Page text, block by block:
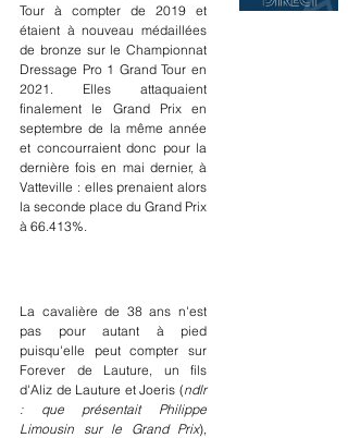
Tour à compter de 2019 et
étaient à nouveau médaillées
de bronze sur le Championnat
Dressage Pro 1 Grand Tour en
2021. Elles attaquaient
finalement le Grand Prix en
septembre de la même année
et concourraient donc pour la
dernière fois en mai dernier, à
Vatteville : elles prenaient alors
la seconde place du Grand Prix
à 66.413%.
La cavalière de 38 ans n'est
pas pour autant à pied
puisqu'elle peut compter sur
Forever de Lauture, un fils
d'Aliz de Lauture et Joeris (ndlr
: que présentait Philippe
Limousin sur le Grand Prix),